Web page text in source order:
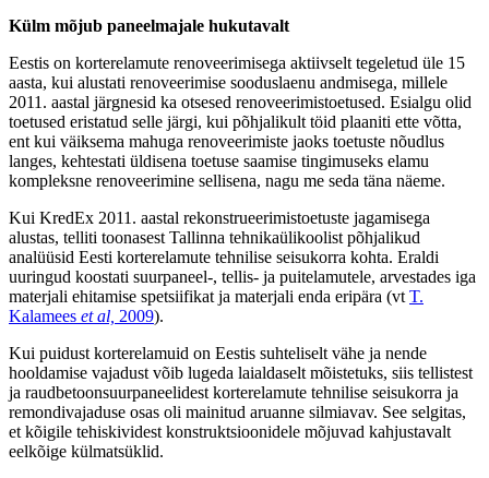
Külm mõjub paneelmajale hukutavalt
Eestis on korterelamute renoveerimisega aktiivselt tegeletud üle 15
aasta, kui alustati renoveerimise sooduslaenu andmisega, millele
2011. aastal järgnesid ka otsesed renoveerimistoetused. Esialgu olid
toetused eristatud selle järgi, kui põhjalikult töid plaaniti ette võtta,
ent kui väiksema mahuga renoveerimiste jaoks toetuste nõudlus
langes, kehtestati üldisena toetuse saamise tingimuseks elamu
kompleksne renoveerimine sellisena, nagu me seda täna näeme.
Kui KredEx 2011. aastal rekonstrueerimistoetuste jagamisega
alustas, telliti toonasest Tallinna tehnikaülikoolist põhjalikud
analüüsid Eesti korterelamute tehnilise seisukorra kohta. Eraldi
uuringud koostati suurpaneel-, tellis- ja puitelamutele, arvestades iga
materjali ehitamise spetsiifikat ja materjali enda eripära (vtT.
Kalamees et al, 2009).
Kui puidust korterelamuid on Eestis suhteliselt vähe ja nende
hooldamise vajadust võib lugeda laialdaselt mõistetuks, siis tellistest
ja raudbetoonsuurpaneelidest korterelamute tehnilise seisukorra ja
remondivajaduse osas oli mainitud aruanne silmiavav. See selgitas,
et kõigile tehiskividest konstruktsioonidele mõjuvad kahjustavalt
eelkõige külmatsüklid.